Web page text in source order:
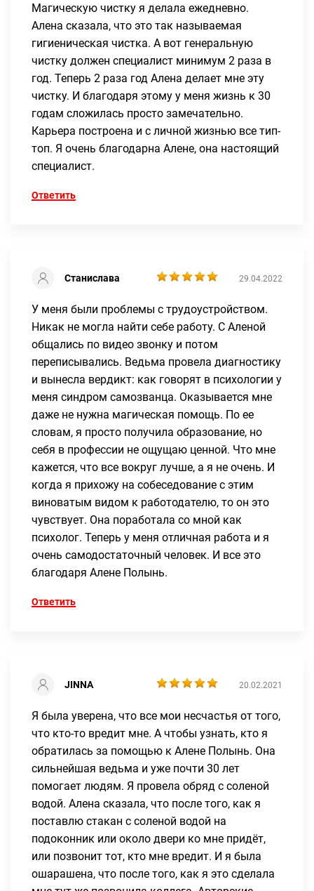
Магическую чистку я делала ежедневно.
Алена сказала, что это так называемая
гигиеническая чистка. А вот генеральную
чистку должен специалист минимум 2 раза в
год. Теперь 2 раза год Алена делает мне эту
чистку. И благодаря этому у меня жизнь к 30
годам сложилась просто замечательно.
Карьера построена и с личной жизнью все тип-
топ. Я очень благодарна Алене, она настоящий
специалист.
Ответить
Станислава 29.04.2022
У меня были проблемы с трудоустройством.
Никак не могла найти себе работу. С Аленой
общались по видео звонку и потом
переписывались. Ведьма провела диагностику
и вынесла вердикт: как говорят в психологии у
меня синдром самозванца. Оказывается мне
даже не нужна магическая помощь. По ее
словам, я просто получила образование, но
себя в профессии не ощущаю ценной. Что мне
кажется, что все вокруг лучше, а я не очень. И
когда я прихожу на собеседование с этим
виноватым видом к работодателю, то он это
чувствует. Она поработала со мной как
психолог. Теперь у меня отличная работа и я
очень самодостаточный человек. И все это
благодаря Алене Полынь.
Ответить
JINNA 20.02.2021
Я была уверена, что все мои несчастья от того,
что кто-то вредит мне. А чтобы узнать, кто я
обратилась за помощью к Алене Полынь. Она
сильнейшая ведьма и уже почти 30 лет
помогает людям. Я провела обряд с соленой
водой. Алена сказала, что после того, как я
поставлю стакан с соленой водой на
подоконник или около двери ко мне придёт,
или позвонит тот, кто мне вредит. И я была
ошарашена, что после того, как я это сделала